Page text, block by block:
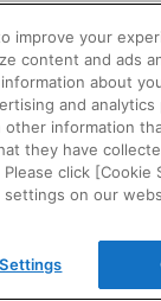
様向けサイト
ビス
ソフト
improve your
content and ads
about
and
information
they have
click [Cookie
settings on our